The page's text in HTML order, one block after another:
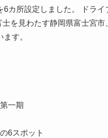
カ所設定しました。 ドライ
を見わたす静岡県富士宮市
す。
一期
6スポット